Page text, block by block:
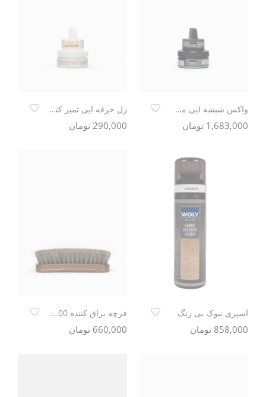
واکس شیشه ایی مشکی Woly shoe cream 50 ml
1,683,000 تومان
ژل حرفه ایی تمیز کننده و محافظ چرم Blink
290,000 تومان
اسپری نبوک بی رنگ
858,000 تومان
فرچه براق کننده 100% موی اسب رنگ روشن Blink
660,000 تومان